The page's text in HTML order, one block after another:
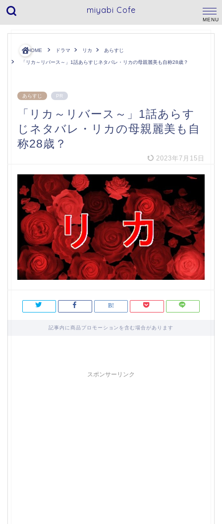
miyabi Cofe
HOME ドラマ リカ あらすじ
「リカ～リバース～」1話あらすじネタバレ・リカの母親麗美も自称28歳？
あらすじ PR
「リカ～リバース～」1話あらす
じネタバレ・リカの母親麗美も自
称28歳？
2023年7月15日
記事内に商品プロモーションを含む場合があります
スポンサーリンク